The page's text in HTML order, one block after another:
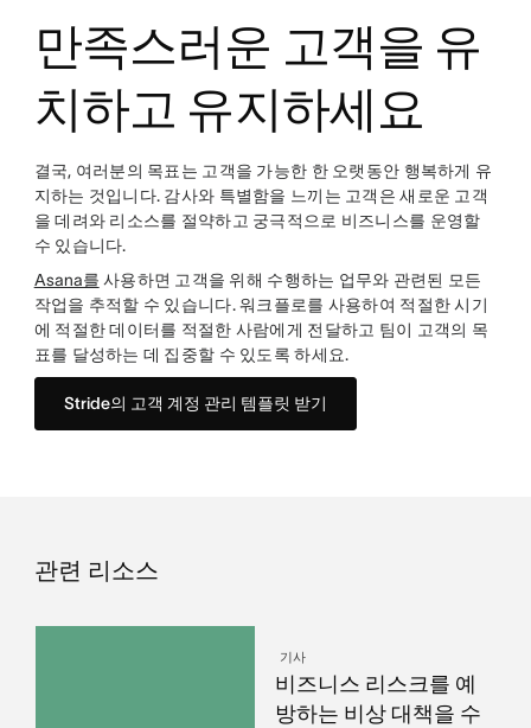
만족스러운 고객을 유
치하고 유지하세요
결국, 여러분의 목표는 고객을 가능한 한 오랫동안 행복하게 유
지하는 것입니다. 감사와 특별함을 느끼는 고객은 새로운 고객
을 데려와 리소스를 절약하고 궁극적으로 비즈니스를 운영할
수 있습니다.
Asana를 사용하면 고객을 위해 수행하는 업무와 관련된 모든
작업을 추적할 수 있습니다. 워크플로를 사용하여 적절한 시기
에 적절한 데이터를 적절한 사람에게 전달하고 팀이 고객의 목
표를 달성하는 데 집중할 수 있도록 하세요.
Stride의 고객 계정 관리 템플릿 받기
관련 리소스
기사
비즈니스 리스크를 예
방하는 비상 대책을 수